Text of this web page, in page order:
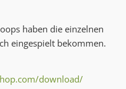
haben die einzelnen
eingespielt bekommen.
download/